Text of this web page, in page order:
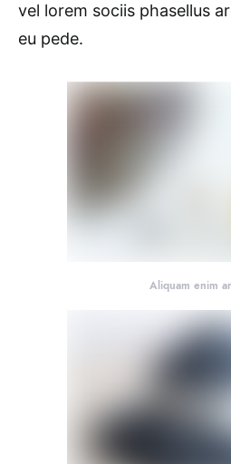
vel lorem sociis phasellus
eu pede.
Aliquam enim